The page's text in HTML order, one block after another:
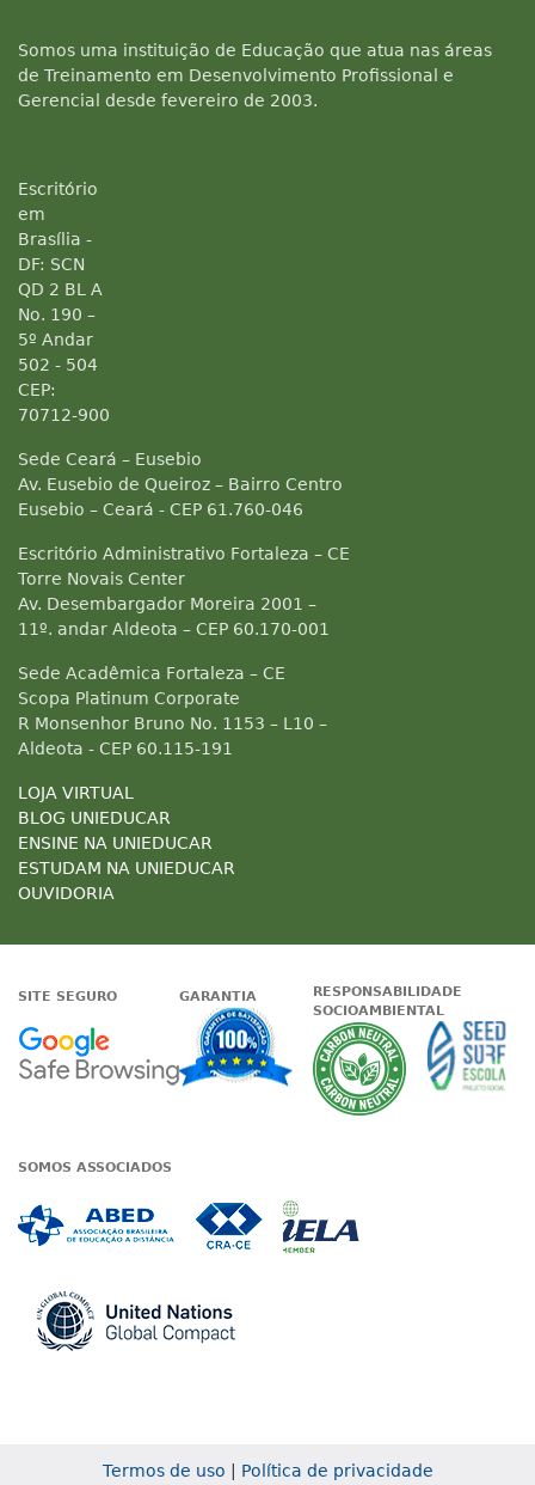
Somos uma instituição de Educação que atua nas áreas
de Treinamento em Desenvolvimento Profissional e
Gerencial desde fevereiro de 2003.
Escritório
em
Brasília -
DF: SCN
QD 2 BL A
No. 190 –
5º Andar
502 - 504
CEP:
70712-900
Sede Ceará – Eusebio
Av. Eusebio de Queiroz – Bairro Centro
Eusebio – Ceará - CEP 61.760-046
Escritório Administrativo Fortaleza – CE
Torre Novais Center
Av. Desembargador Moreira 2001 –
11º. andar Aldeota – CEP 60.170-001
Sede Acadêmica Fortaleza – CE
Scopa Platinum Corporate
R Monsenhor Bruno No. 1153 – L10 –
Aldeota - CEP 60.115-191
LOJA VIRTUAL
BLOG UNIEDUCAR
ENSINE NA UNIEDUCAR
ESTUDAM NA UNIEDUCAR
OUVIDORIA
SITE SEGURO
Google - Status do site no
GARANTIA
Garantia de
RESPONSABILIDADE
SOCIOAMBIENTAL
A
SOMOS ASSOCIADOS
Termos de uso Política de privacidade